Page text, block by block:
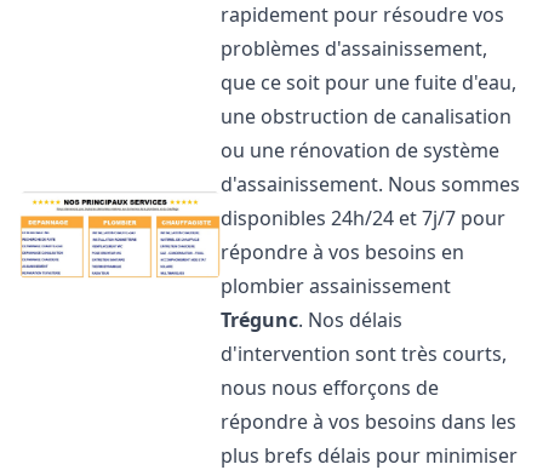
rapidement pour résoudre vos
problèmes d'assainissement,
que ce soit pour une fuite d'eau,
une obstruction de canalisation
ou une rénovation de système
d'assainissement. Nous sommes
disponibles 24h/24 et 7j/7 pour
répondre à vos besoins en
plombier assainissement
Trégunc. Nos délais
d'intervention sont très courts,
nous nous efforçons de
répondre à vos besoins dans les
plus brefs délais pour minimiser